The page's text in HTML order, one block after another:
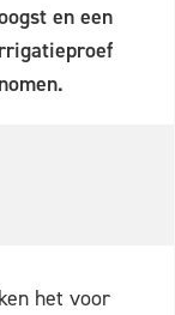
en een
het voor